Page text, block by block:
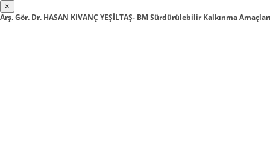
×
Arş. Gör. Dr. HASAN KIVANÇ YEŞİLTAŞ- BM Sürdürülebilir Kalkınma Amaçları